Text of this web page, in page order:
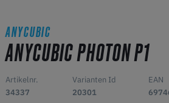
ANYCUBIC
ANYCUBIC PHOTON P1
Artikelnr.
34337
Varianten Id
20301
EAN